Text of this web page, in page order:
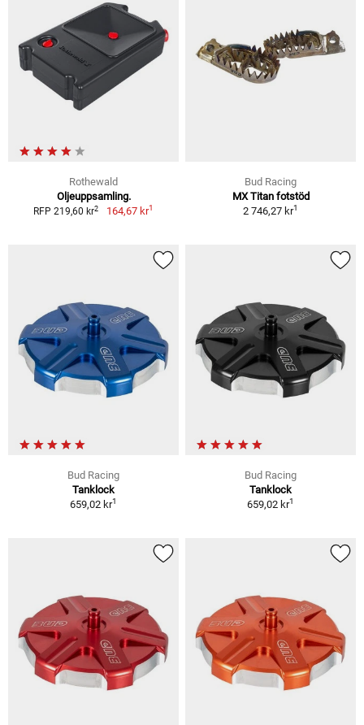
Rothewald
Oljeuppsamling.
RFP 219,60 kr2 164,67 kr1
Bud Racing
MX Titan fotstöd
2 746,27 kr1
Bud Racing
Tanklock
659,02 kr1
Bud Racing
Tanklock
659,02 kr1